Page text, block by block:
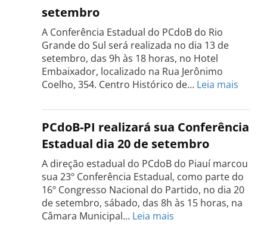
será
realizada
dia
18
de
setembro
setembro
A Conferência Estadual do PCdoB do Rio
Grande do Sul será realizada no dia 13 de
setembro, das 9h às 18 horas, no Hotel
Embaixador, localizado na Rua Jerônimo
Coelho, 354. Centro Histórico de… Leia mais
do
PCdoB
Rio
do
Sul
dia
PCdoB-PI realizará sua Conferência
Estadual dia 20 de setembro
A direção estadual do PCdoB do Piauí marcou
sua 23º Conferência Estadual, como parte do
16º Congresso Nacional do Partido, no dia 20
de setembro, sábado, das 8h às 15 horas, na
Câmara Municipal… Leia mais